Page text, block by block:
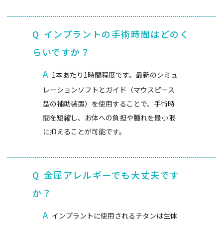
Q インプラントの手術時間はどのく
らいですか？
A 1本あたり1時間程度です。最新のシミュ
レーションソフトとガイド（マウスピース
型の補助装置）を使用することで、手術時
間を短縮し、お体への負担や腫れを最小限
に抑えることが可能です。
Q 金属アレルギーでも大丈夫です
か？
A インプラントに使用されるチタンは生体